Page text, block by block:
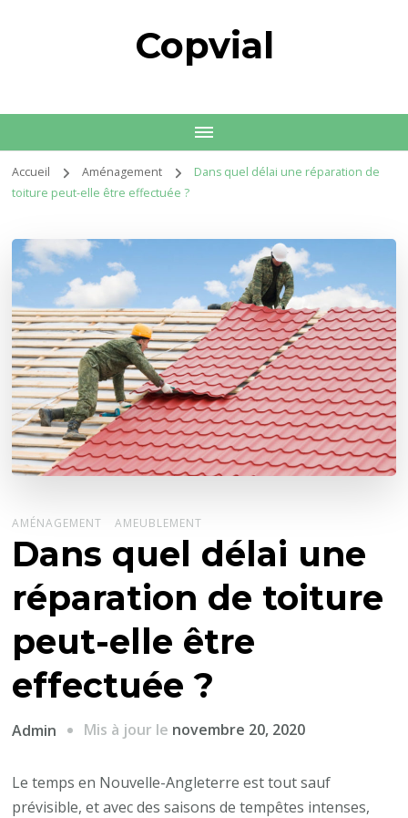
Copvial
Accueil Aménagement
Dans quel délai une réparation de
toiture peut-elle être effectuée ?
AMÉNAGEMENT AMEUBLEMENT
Dans quel délai une
réparation de toiture
peut-elle être
effectuée ?
Admin Mis à jour le novembre 20, 2020
Le temps en Nouvelle-Angleterre est tout sauf
prévisible, et avec des saisons de tempêtes intenses,